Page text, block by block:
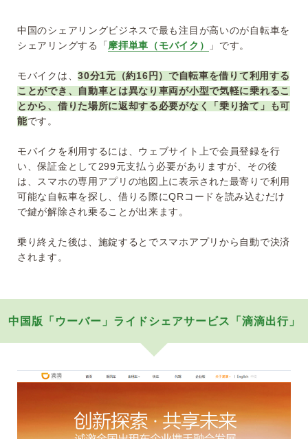
中国のシェアリングビジネスで最も注目が高いのが自転車を
シェアリングする「摩拝単車（モバイク） 」です。
モバイクは、30分1元（約16円）で自転車を借りて利用する
ことができ、自動車とは異なり車両が小型で気軽に乗れるこ
とから、借りた場所に返却する必要がなく「乗り捨て」も可
能です。
モバイクを利用するには、ウェブサイト上で会員登録を行
い、保証金として299元支払う必要がありますが、その後
は、スマホの専用アプリの地図上に表示された最寄りで利用
可能な自転車を探し、借りる際にQRコードを読み込むだけ
で鍵が解除され乗ることが出来ます。
乗り終えた後は、施錠するとでスマホアプリから自動で決済
されます。
中国版「ウーバー」ライドシェアサービス「滴滴出行」